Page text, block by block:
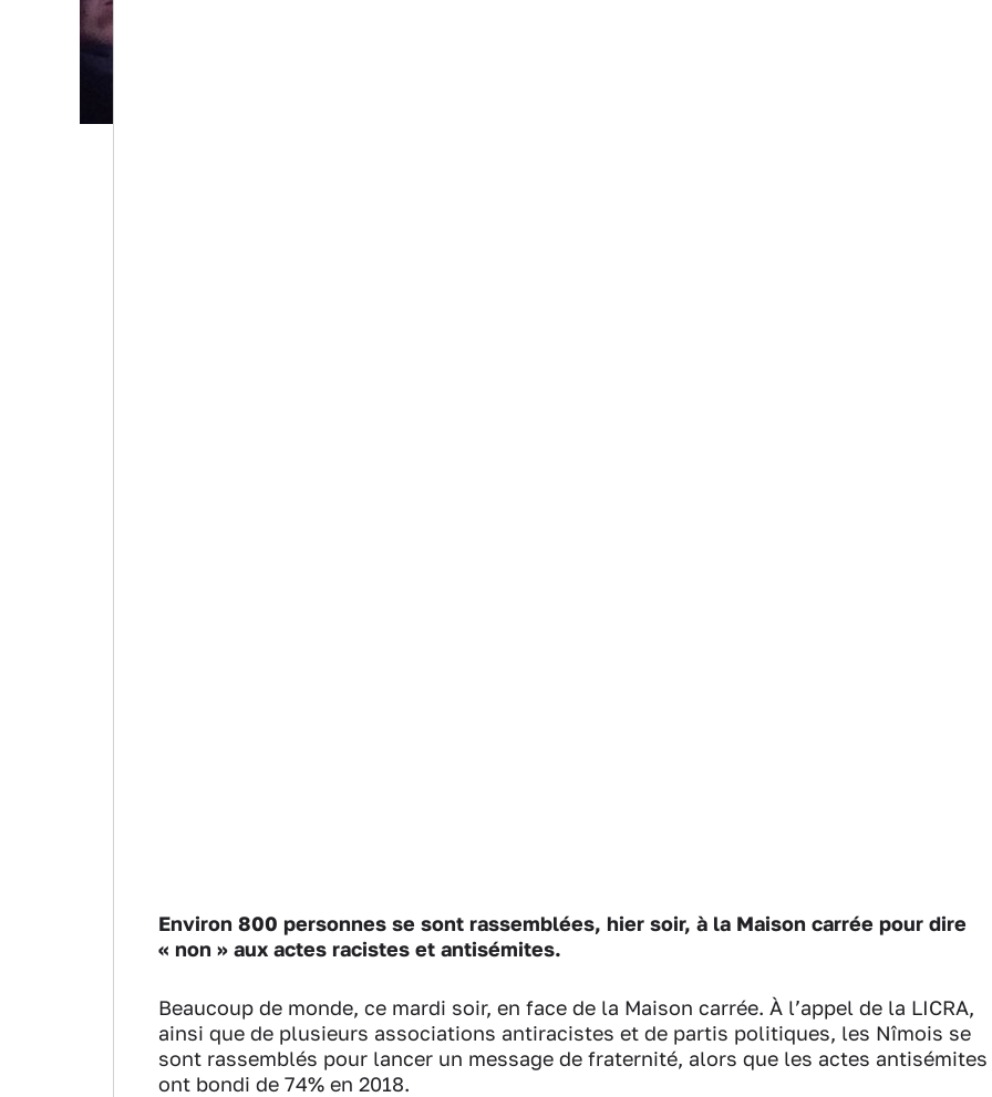
Environ 800 personnes se sont rassemblées, hier soir, à la Maison carrée pour dire
« non » aux actes racistes et antisémites.
Beaucoup de monde, ce mardi soir, en face de la Maison carrée. À l’appel de la LICRA,
ainsi que de plusieurs associations antiracistes et de partis politiques, les Nîmois se
sont rassemblés pour lancer un message de fraternité, alors que les actes antisémites
ont bondi de 74% en 2018.